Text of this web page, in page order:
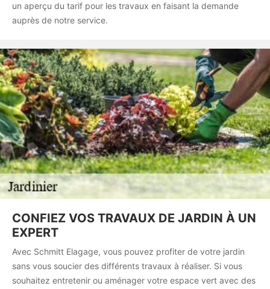
un aperçu du tarif pour les travaux en faisant la demande
auprès de notre service.
CONFIEZ VOS TRAVAUX DE JARDIN À UN
EXPERT
Avec Schmitt Elagage, vous pouvez profiter de votre jardin
sans vous soucier des différents travaux à réaliser. Si vous
souhaitez entretenir ou aménager votre espace vert avec des